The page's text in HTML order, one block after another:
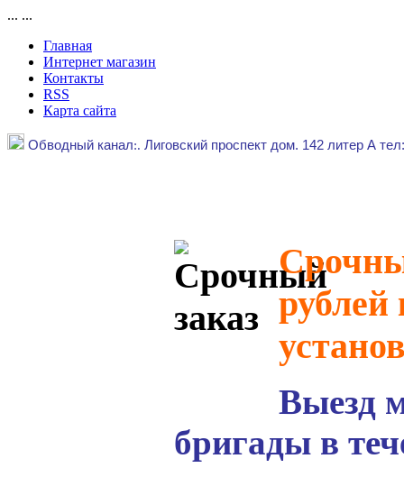
... ...
Главная
Интернет магазин
Контакты
RSS
Карта сайта
Обводный канал:. Лиговский проспект дом. 142 литер А
рублей
Выезд
бригады в